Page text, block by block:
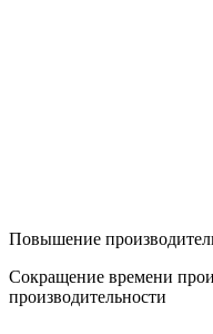
Повышение
Сокращение времени
производительности